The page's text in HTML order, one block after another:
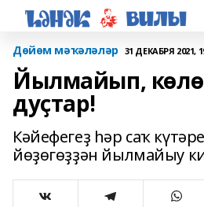
Дөйөм мәҡәләләр 31 ДЕКАБРЯ 2021,
Йылмайып,
дуҫтар!
Кәйефегеҙ һәр саҡ
йөҙөгөҙҙән йылмайыу